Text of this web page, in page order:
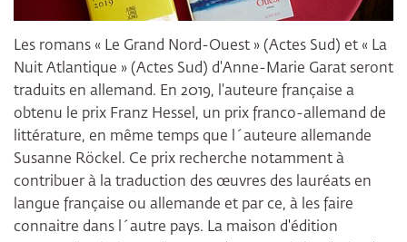
Les romans « Le Grand Nord-Ouest » (Actes Sud) et « La
Nuit Atlantique » (Actes Sud) d'Anne-Marie Garat seront
traduits en allemand. En 2019, l'auteure française a
obtenu le prix Franz Hessel, un prix franco-allemand de
littérature, en même temps que l´auteure allemande
Susanne Röckel. Ce prix recherche notamment à
contribuer à la traduction des œuvres des lauréats en
langue française ou allemande et par ce, à les faire
connaitre dans l´autre pays. La maison d'édition